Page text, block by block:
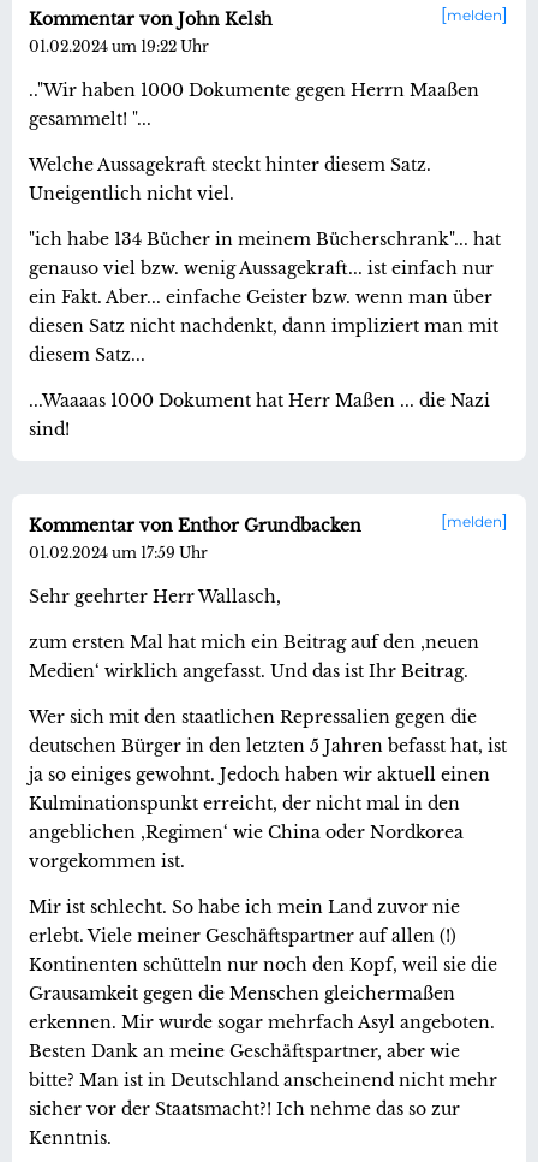
melden
Kommentar von John Kelsh
01.02.2024 um 19:22 Uhr
.."Wir haben 1000 Dokumente gegen Herrn Maaßen
gesammelt! "...
Welche Aussagekraft steckt hinter diesem Satz.
Uneigentlich nicht viel.
"ich habe 134 Bücher in meinem Bücherschrank"... hat
genauso viel bzw. wenig Aussagekraft... ist einfach nur
ein Fakt. Aber... einfache Geister bzw. wenn man über
diesen Satz nicht nachdenkt, dann impliziert man mit
diesem Satz...
...Waaaas 1000 Dokument hat Herr Maßen ... die Nazi
sind!
melden
Kommentar von Enthor Grundbacken
01.02.2024 um 17:59 Uhr
Sehr geehrter Herr Wallasch,
zum ersten Mal hat mich ein Beitrag auf den ‚neuen
Medien‘ wirklich angefasst. Und das ist Ihr Beitrag.
Wer sich mit den staatlichen Repressalien gegen die
deutschen Bürger in den letzten 5 Jahren befasst hat, ist
ja so einiges gewohnt. Jedoch haben wir aktuell einen
Kulminationspunkt erreicht, der nicht mal in den
angeblichen ‚Regimen‘ wie China oder Nordkorea
vorgekommen ist.
Mir ist schlecht. So habe ich mein Land zuvor nie
erlebt. Viele meiner Geschäftspartner auf allen (!)
Kontinenten schütteln nur noch den Kopf, weil sie die
Grausamkeit gegen die Menschen gleichermaßen
erkennen. Mir wurde sogar mehrfach Asyl angeboten.
Besten Dank an meine Geschäftspartner, aber wie
bitte? Man ist in Deutschland anscheinend nicht mehr
sicher vor der Staatsmacht?! Ich nehme das so zur
Kenntnis.